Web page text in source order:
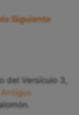
Siguiente
del Versículo 3,
Antiguo